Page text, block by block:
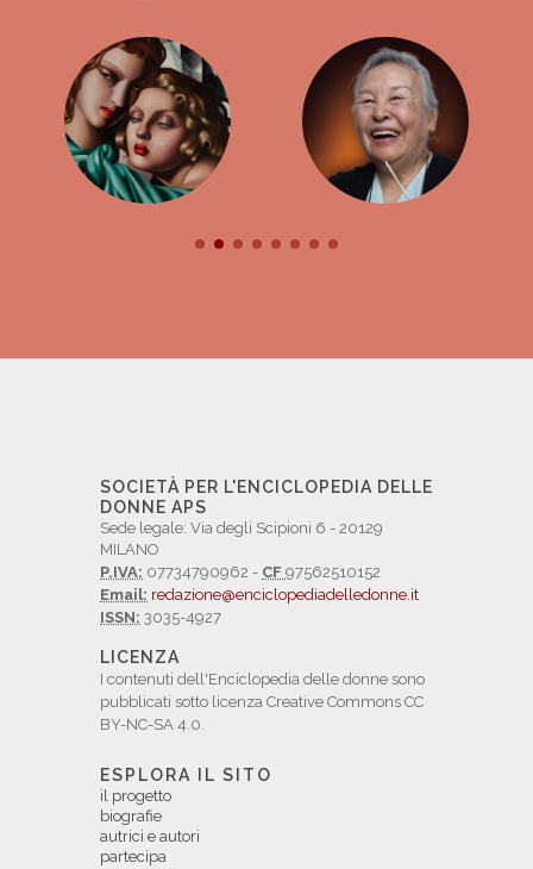
SOCIETÀ PER L'ENCICLOPEDIA DELLE
DONNE APS
Sede legale: Via degli Scipioni 6 - 20129
MILANO
P.IVA: 07734790962 - CF 97562510152
Email: redazione@enciclopediadelledonne.it
ISSN: 3035-4927
LICENZA
I contenuti dell'Enciclopedia delle donne sono
pubblicati sotto licenza Creative Commons CC
BY-NC-SA 4.0.
ESPLORA IL SITO
il progetto
biografie
autrici e autori
partecipa